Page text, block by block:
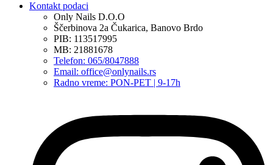
Kontakt podaci
Only Nails D.O.O
Ščerbinova 2a Čukarica, Banovo Brdo
PIB: 113517995
MB: 21881678
Telefon: 065/8047888
Email: office@onlynails.rs
Radno vreme: PON-PET | 9-17h